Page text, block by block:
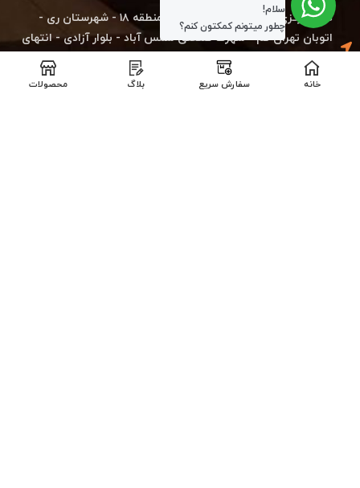
دفتر مرکزی کارخانه : استان تهران - منطقه ۱۸ - شهرستان ری -
اتوبان تهران قم - شهرک صنعتی شمس آباد - بلوار آزادی - انتهای
بلوار بهارستان - خیابان بوعلی - کوچه نرگس ۴ - پلاک ۱۹ - مجتمع
فاز توسعه - شرکت دکووود (کدپستی : ۱۸۳۴۱۷۹۵۴۹)
خانه سفارش سریع بلاگ محصولات
سلام!
چطور میتونم کمکتون کنم؟